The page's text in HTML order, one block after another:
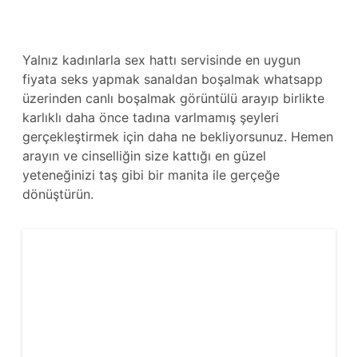
Yalnız kadınlarla sex hattı servisinde en uygun
fiyata seks yapmak sanaldan boşalmak whatsapp
üzerinden canlı boşalmak görüntülü arayıp birlikte
karlıklı daha önce tadına varlmamış şeyleri
gerçekleştirmek için daha ne bekliyorsunuz. Hemen
arayın ve cinselliğin size kattığı en güzel
yeteneğinizi taş gibi bir manita ile gerçeğe
dönüştürün.